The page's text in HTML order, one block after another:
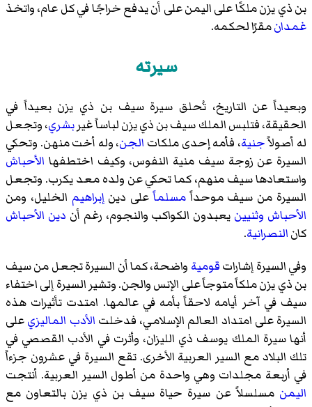
بن ذي يزن ملكًا على اليمن على أن يدفع خراجًا في كل عام، واتخذ
غمدانمقرًا لحكمه.
سيرته
وبعيداً عن التاريخ، تُحلق سيرة سيف بن ذي يزن بعيداً في
الحقيقة، فتلبس الملك سيف بن ذي يزن لباساً غيربشري، وتجعل
له أصولاًجنية، فأمه إحدى ملكات الجن، وله أخت منهن. وتحكي
السيرة عن زوجة سيف منية النفوس، وكيف اختطفها الأحباش
واستعادها سيف منهم، كما تحكي عن ولده معد يكرب. وتجعل
السيرة من سيف موحداًمسلماًعلى دينإبراهيم الخليل، ومن
الأحباش وثنيين يعبدون الكواكب والنجوم، رغم أن دين الأحباش
كانالنصرانية.
وفي السيرة إشاراتقومية واضحة، كما أن السيرة تجعل من سيف
بن ذي يزن ملكاً متوجاً على الإنس والجن. وتشير السيرة إلى اختفاء
سيف في آخر أيامه لاحقاً بأمه في عالمها. امتدت تأثيرات هذه
السيرة على امتداد العالم الإسلامي، فدخلت الأدب الماليزيعلى
أنها سيرة الملك يوسف ذي الليزان، وأثرت في الأدب القصصي في
تلك البلاد مع السير العربية الأخرى. تقع السيرة في عشرون جزءاً
في أربعة مجلدات وهي واحدة من أطول السير العربية. أنتجت
اليمن مسلسلاً عن سيرة حياة سيف بن ذي يزن بالتعاون مع